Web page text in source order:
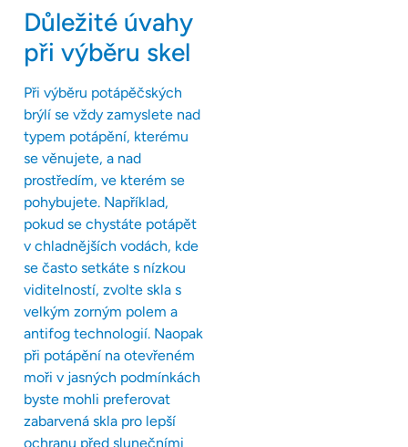
Důležité úvahy
při výběru skel
Při výběru potápěčských
brýlí se vždy zamyslete nad
typem potápění, kterému
se věnujete, a nad
prostředím, ve kterém se
pohybujete. Například,
pokud se chystáte potápět
v chladnějších vodách, kde
se často setkáte s nízkou
viditelností, zvolte skla s
velkým zorným polem a
antifog technologií. Naopak
při potápění na otevřeném
moři v jasných podmínkách
byste mohli preferovat
zabarvená skla pro lepší
ochranu před slunečními